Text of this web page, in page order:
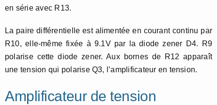
en série avec R13.
La paire différentielle est alimentée en courant continu par
R10, elle-même fixée à 9.1V par la diode zener D4. R9
polarise cette diode zener. Aux bornes de R12 apparaît
une tension qui polarise Q3, l’amplificateur en tension.
Amplificateur de tension